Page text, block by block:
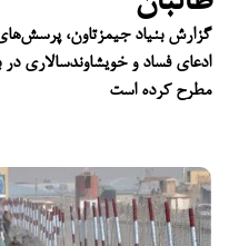
گزارش بنیاد جیمزتاون،
ادعای فساد و خویشاوندسالاری
مطرح کرده است